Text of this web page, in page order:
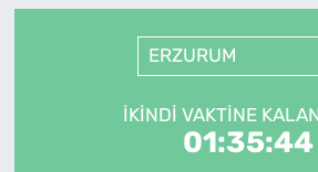
ERZURUM
İKINDI VAKTINE
01:35:44